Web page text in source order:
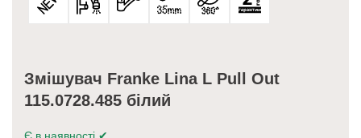
Змішувач Franke Lina L Pull Out
115.0728.485 білий
Є в наявності ✔